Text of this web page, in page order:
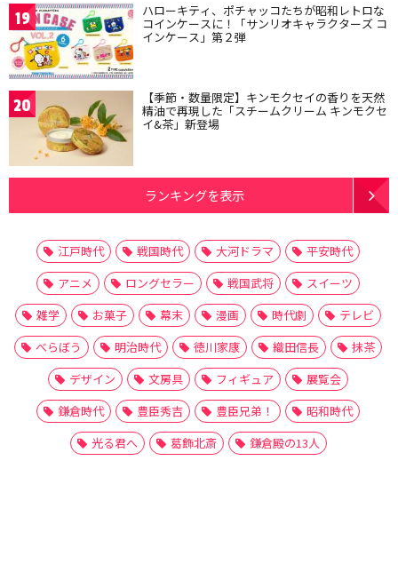
19 ハローキティ、ポチャッコたちが昭和レトロな
コインケースに！「サンリオキャラクターズ コ
インケース」第２弾
20 【季節・数量限定】キンモクセイの香りを天然
精油で再現した「スチームクリーム キンモクセ
イ&茶」新登場
ランキングを表示
江戸時代 戦国時代 大河ドラマ
平安時代
アニメ
ロングセラー 戦国武将
スイーツ
雑学
お菓子 幕末 漫画 時代劇
テレビ
べらぼう
明治時代 徳川家康 織田信長
抹茶
デザイン
文房具 フィギュア
展覧会
鎌倉時代
豊臣秀吉 豊臣兄弟！
昭和時代
光る君へ
葛飾北斎 鎌倉殿の13人